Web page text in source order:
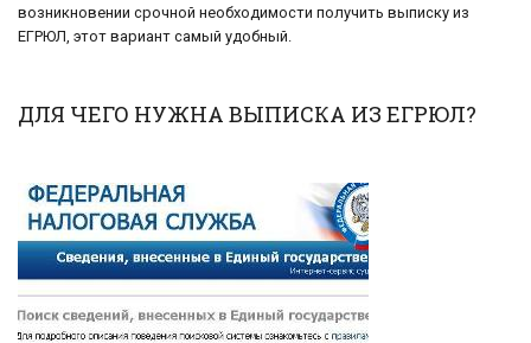
возникновении срочной необходимости получить выписку из
ЕГРЮЛ, этот вариант самый удобный.
ДЛЯ ЧЕГО НУЖНА ВЫПИСКА ИЗ ЕГРЮЛ?